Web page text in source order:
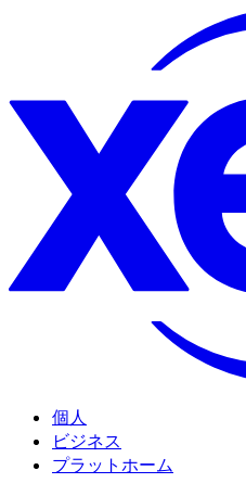
個人
ビジネス
プラットホーム